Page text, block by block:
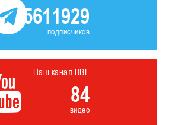
5611929
подписчиков
Наш канал BBF
84
видео